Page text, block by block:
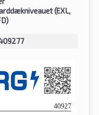
(EXL,